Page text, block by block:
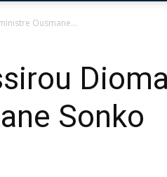
Ousmane...
Sonko